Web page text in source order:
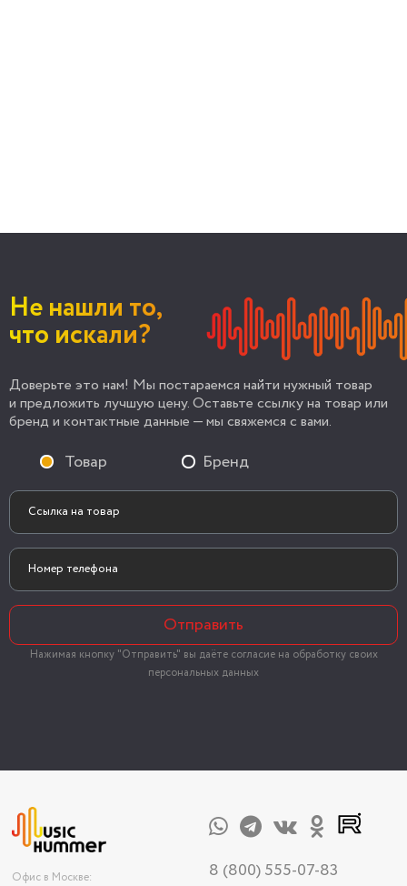
Не нашли то,
что искали?
Доверьте это нам! Мы постараемся найти нужный товар
и предложить лучшую цену. Оставьте ссылку на товар или
бренд и контактные данные — мы свяжемся с вами.
Товар Бренд
Отправить
Нажимая кнопку "Отправить" вы даёте согласие на обработку своих
персональных данных
Офис в Москве:
8 (800) 555-07-83